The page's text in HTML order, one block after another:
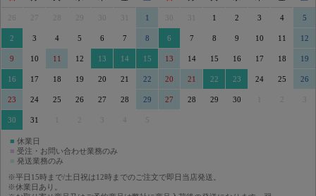
29 30 31 1
2 3 4 5 6 7 8
9 10 11 12 13 14 15
16 17 18 19 20 21 22
23 24 25 26 27 28 29
30 31 3 5
30 31 1 2 3 4 5
6 7 8 9 10 11 12
13 14 15 16 17 18 19
20 21 22 23 24 25 26
27 28 29 30 3
■ 休業日
■ 受注・お問い合わせ業務のみ
■ 発送業務のみ
※平日15時まで/土日祝は12時までのご注文で即日当店発送。
※休業日あり。